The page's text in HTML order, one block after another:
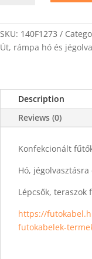
quantity
SKU: 140F1273
Út, rámpa hó és
Description
Reviews (0)
Konfekcionált
Hó,
Lépcsők,
https://
futokabelek-